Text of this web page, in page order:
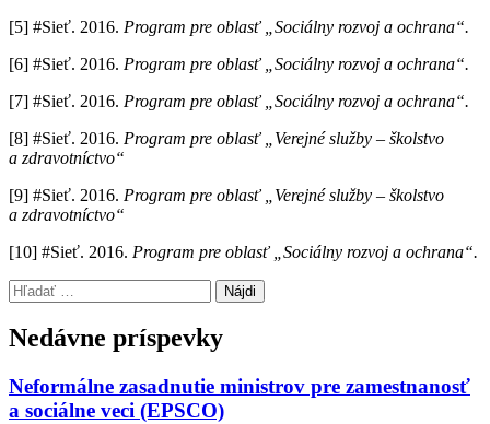
[5] #Sieť. 2016. Program pre oblasť „Sociálny rozvoj a ochrana“.
[6] #Sieť. 2016. Program pre oblasť „Sociálny rozvoj a ochrana“.
[7] #Sieť. 2016. Program pre oblasť „Sociálny rozvoj a ochrana“.
[8] #Sieť. 2016. Program pre oblasť „ Verejné služby – školstvo
a zdravotníctvo“
[9] #Sieť. 2016. Program pre oblasť „ Verejné služby – školstvo
a zdravotníctvo“
[10] #Sieť. 2016. Program pre oblasť „Sociálny rozvoj a ochrana“.
Preskočiť
späť
na
hlavnú
Hľadať:
Nedávne príspevky
Neformálne zasadnutie ministrov pre zamestnanosť
a sociálne veci (EPSCO)